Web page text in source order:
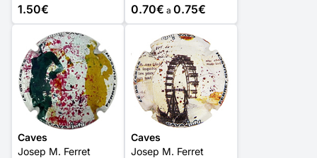
1.50€ 0.70€ a 0.75€
Caves
Josep M. Ferret
Caves
Josep M. Ferret